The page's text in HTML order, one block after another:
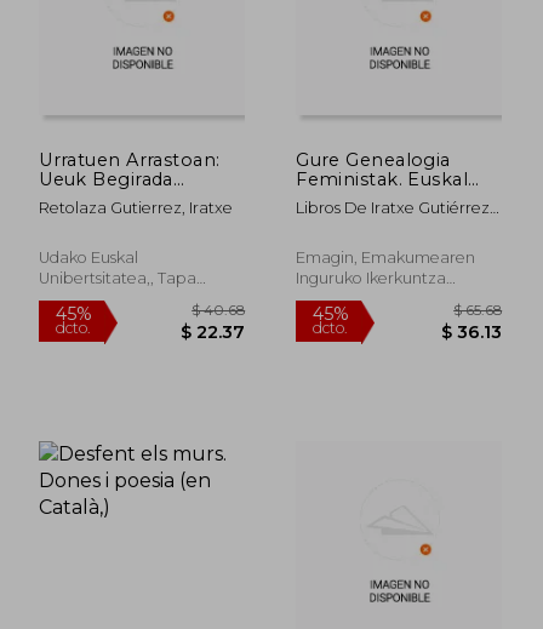
Urratuen Arrastoan:
Ueuk Begirada
Literarioa Hauspotu
Zuenekoa
Retolaza Gutierrez, Iratxe
Udako Euskal
Unibertsitatea,, Tapa
Blanda, Nuevo
45%
Gure Genealogia
Feministak. Euskal
Herriko Mugimendu
Feministaren Kronika
Libros De Iratxe Gutiérrez
Emagin, Emakumearen
Inguruko Ikerkuntza
Sustatzeko Elkartea, Tapa
Blanda, Nuevo